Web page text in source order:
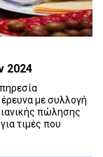
2024
με συλλογή
πώλησης
τιμές που